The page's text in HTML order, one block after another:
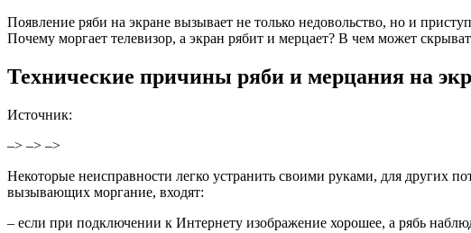
Появление ряби на экране вызывает не только недовольство, но и
Почему моргает телевизор, а экран рябит и мерцает? В чем может
Технические причины ряби и мерцания на
Источник:
–> –> –>
Некоторые неисправности легко устранить своими руками, для других
вызывающих моргание, входят:
– если при подключении к Интернету изображение хорошее, а рябь